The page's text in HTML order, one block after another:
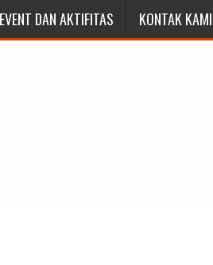
EVENT DAN AKTIFITAS KONTAK KAMI